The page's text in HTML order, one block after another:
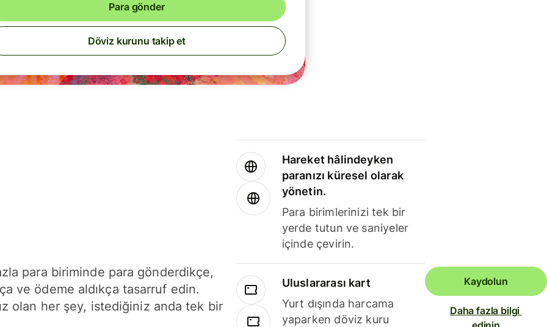
Para gönder
Döviz kurunu takip et
para biriminde para gönderdikçe,
ve ödeme aldıkça tasarruf edin.
olan her şey, istediğiniz anda tek bir
Hareket hâlindeyken
paranızı küresel olarak
yönetin.
Para birimlerinizi tek bir
yerde tutun ve saniyeler
içinde çevirin.
Uluslararası kart
Yurt dışında harcama
yaparken döviz kuru
Kaydolun
Daha fazla bilgi